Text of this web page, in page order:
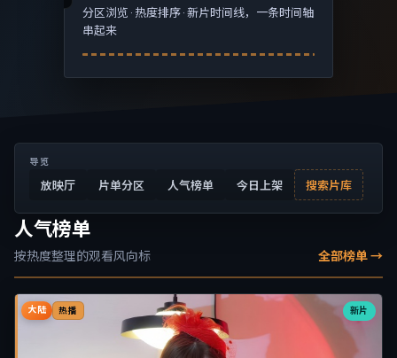
分区浏览 · 热度排序 · 新片时间线，一条时间轴
串起来
导览
放映厅 片单分区 人气榜单 今日上架 搜索片库
人气榜单
按热度整理的观看风向标 全部榜单 →
新片
大陆 热播